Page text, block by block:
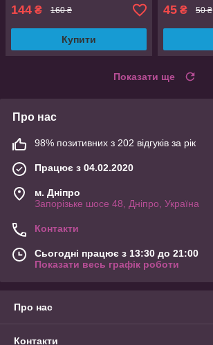
144 ₴ 160 ₴
Купити
45 ₴ 50 ₴
Показати ще
Про нас
98% позитивних з 202 відгуків за рік
Працює з 04.02.2020
м. Дніпро
Запорізьке шосе 48, Дніпро, Україна
Контакти
Сьогодні працює з 13:30 до 21:00
Показати весь графік роботи
Про нас
Контакти